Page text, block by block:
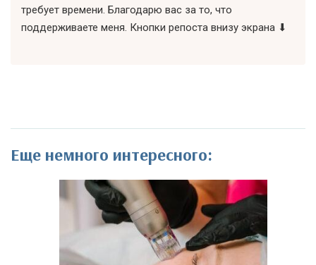
требует времени. Благодарю вас за то, что
поддерживаете меня. Кнопки репоста внизу экрана ⬇
Еще немного интересного: